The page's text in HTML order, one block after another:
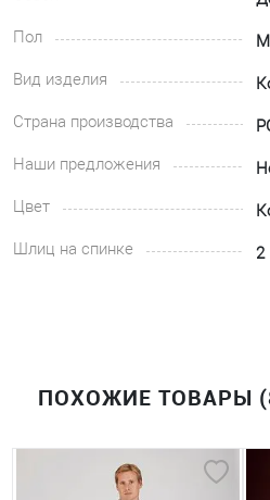
Пол
Вид изделия
Страна производства
Наши предложения
Цвет
Шлиц на спинке
2
ПОХОЖИЕ ТОВАРЫ